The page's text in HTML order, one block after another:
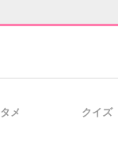
メ クイズ